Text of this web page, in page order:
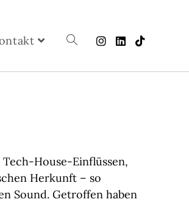
House-Einflüssen,
Herkunft – so
Sound. Getroffen haben